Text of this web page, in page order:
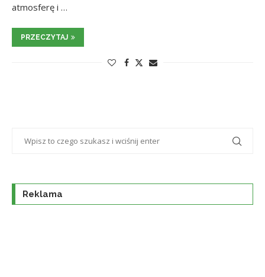
atmosferę i …
PRZECZYTAJ
Reklama